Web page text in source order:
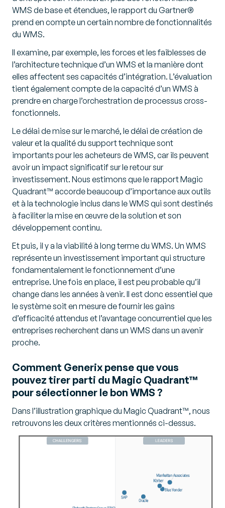
WMS de base et étendues, le rapport du Gartner®
prend en compte un certain nombre de fonctionnalités
du WMS.
Il examine, par exemple, les forces et les faiblesses de
l’architecture technique d’un WMS et la manière dont
elles affectent ses capacités d’intégration. L’évaluation
tient également compte de la capacité d’un WMS à
prendre en charge l’orchestration de processus cross-
fonctionnels.
Le délai de mise sur le marché, le délai de création de
valeur et la qualité du support technique sont
importants pour les acheteurs de WMS, car ils peuvent
avoir un impact significatif sur le retour sur
investissement. Nous estimons que le rapport Magic
Quadrant™ accorde beaucoup d’importance aux outils
et à la technologie inclus dans le WMS qui sont destinés
à faciliter la mise en œuvre de la solution et son
développement continu.
Et puis, il y a la viabilité à long terme du WMS. Un WMS
représente un investissement important qui structure
fondamentalement le fonctionnement d’une
entreprise. Une fois en place, il est peu probable qu’il
change dans les années à venir. Il est donc essentiel que
le système soit en mesure de fournir les gains
d’efficacité attendus et l’avantage concurrentiel que les
entreprises recherchent dans un WMS dans un avenir
proche.
Comment Generix pense que vous
pouvez tirer parti du Magic Quadrant™
pour sélectionner le bon WMS ?
Dans l’illustration graphique du Magic Quadrant™, nous
retrouvons les deux critères mentionnés ci-dessus.